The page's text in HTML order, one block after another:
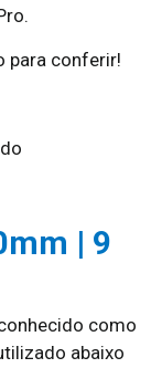
para conferir!
| 9
como
abaixo